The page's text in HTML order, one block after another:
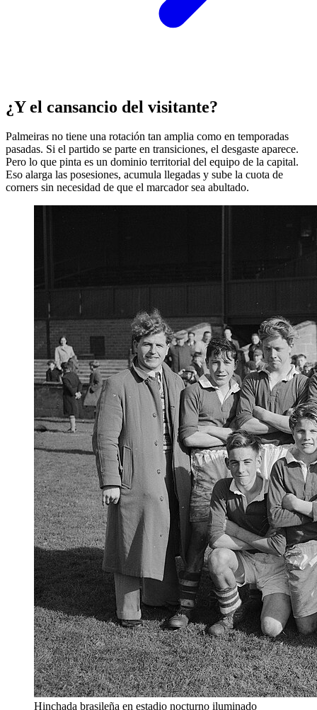
¿Y el cansancio del visitante?
Palmeiras no tiene una rotación tan amplia como en temporadas
pasadas. Si el partido se parte en transiciones, el desgaste aparece.
Pero lo que pinta es un dominio territorial del equipo de la capital.
Eso alarga las posesiones, acumula llegadas y sube la cuota de
corners sin necesidad de que el marcador sea abultado.
Hinchada brasileña en estadio nocturno iluminado